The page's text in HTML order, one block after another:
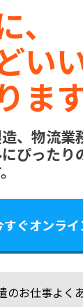
い
ま
、物流業
ぴったり
すぐオンラ
のお仕事よく